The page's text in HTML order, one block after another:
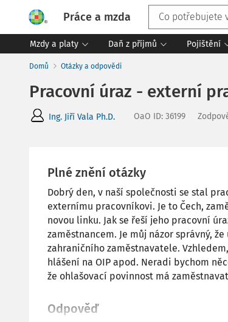
Práce a mzda
Mzdy a platy Daň z příjmů Pojištění
Domů Otázky a odpovědi
Pracovní úraz - externí
Ing. Jiří Vala Ph.D. OaO ID: 36199
Plné znění otázky
Dobrý den, v naší společnosti se stal
externímu pracovníkovi. Je to Čech,
novou linku. Jak se řeší jeho pracovní
zaměstnancem. Je můj názor správný,
zahraničního zaměstnavatele.
hlášení na OIP apod. Neradi bychom
že ohlašovací povinnost má
Odpověď